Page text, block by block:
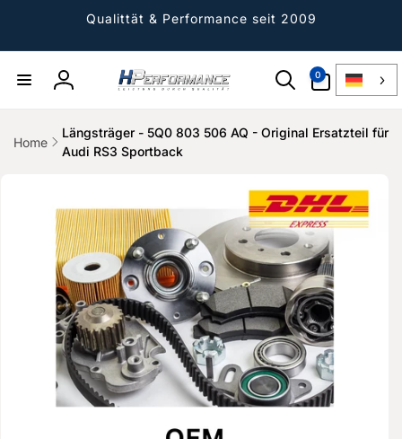
Qualittät & Performance seit 2009
Einloggen
0
Artikel
Home
Längsträger - 5Q0 803 506 AQ - Original Ersatzteil für
Audi RS3 Sportback